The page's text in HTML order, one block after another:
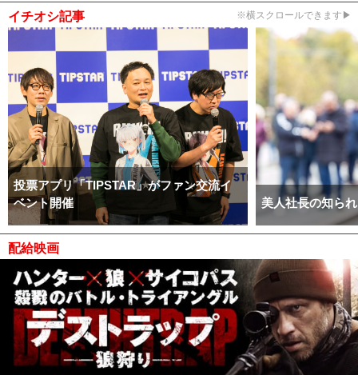
イチオシ記事 ※横スクロールできます▶
投票アプリ「TIPSTAR」がファン交流イ
ベント開催
美人社長の知ら
配給映画